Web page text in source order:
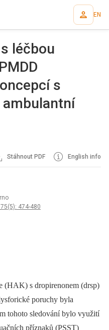
EN
léčbou
s
Stáhnout PDF English info
474-480
(HAK) s dropirenonem (drsp)
poruchy byla
tohoto sledování bylo využití
příznaků (PSST)